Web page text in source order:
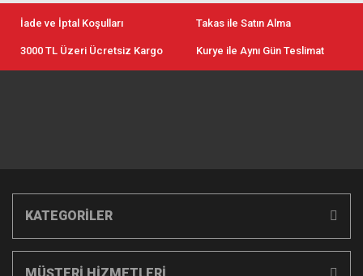
İade ve İptal Koşulları Takas ile Satın Alma
3000 TL Üzeri Ücretsiz Kargo Kurye ile Aynı Gün Teslimat
KATEGORİLER